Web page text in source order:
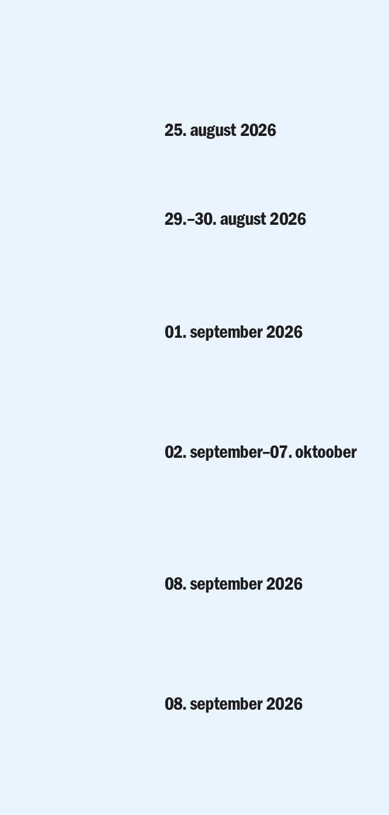
25. august 2026
29.–30. august 2026
01. september 2026
02. september–07. oktoober
08. september 2026
08. september 2026